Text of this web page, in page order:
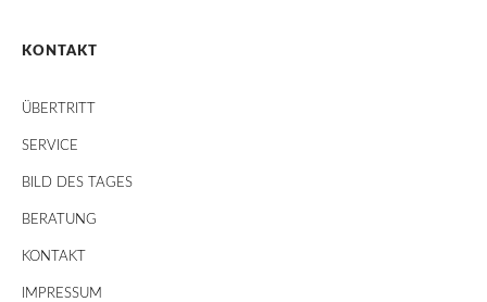
KONTAKT
ÜBERTRITT
SERVICE
BILD DES TAGES
BERATUNG
KONTAKT
IMPRESSUM